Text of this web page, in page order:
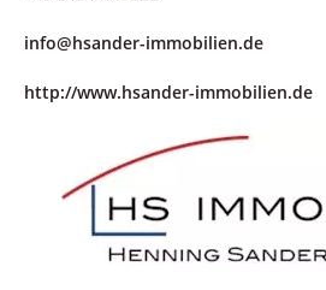
info@hsander-immobilien.de
http://www.hsander-immobilien.de